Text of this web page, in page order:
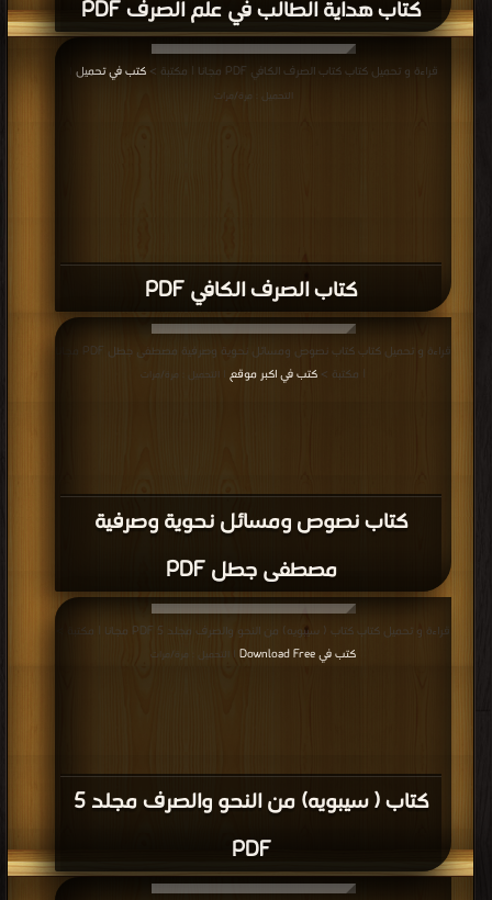
كتاب هداية الطالب في علم الصرف PDF
كتاب الصرف الكافي PDF
قراءة و تحميل كتاب كتاب الصرف الكافي PDF مجانا | مكتبة > كتب في تحميل
التحميل : مرة/مرات
كتاب نصوص ومسائل نحوية وصرفية
مصطفى جطل PDF
| مكتبة > كتب في اكبر موقع | التحميل : مرة/مرات
كتاب ( سيبويه) من النحو والصرف مجلد 5
PDF
قراءة و تحميل كتاب كتاب ( سيبويه) من النحو والصرف مجلد 5 PDF مجانا | مكتبة >
كتب في Download Free
| التحميل : مرة/مرات